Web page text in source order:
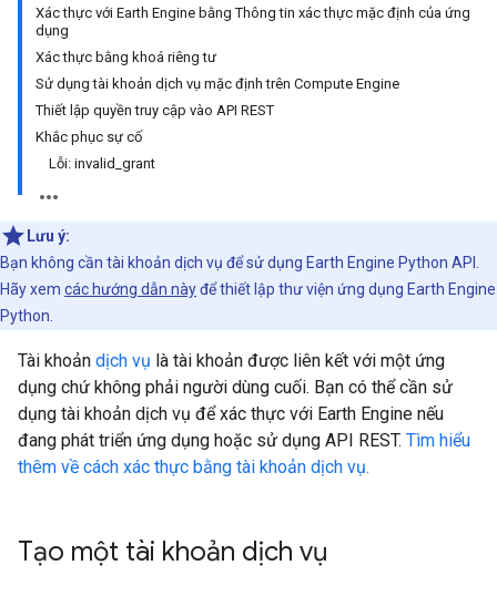
Xác thực với Earth Engine bằng Thông tin xác thực mặc định của ứng
dụng
Xác thực bằng khoá riêng tư
Sử dụng tài khoản dịch vụ mặc định trên Compute Engine
Thiết lập quyền truy cập vào API REST
Khắc phục sự cố
Lỗi: invalid_grant
Lưu ý:
Bạn không cần tài khoản dịch vụ để sử dụng Earth Engine Python API.
Hãy xem các hướng dẫn nàyđể thiết lập thư viện ứng dụng Earth Engine
Python.
Tài khoản dịch vụ là tài khoản được liên kết với một ứng
dụng chứ không phải người dùng cuối. Bạn có thể cần sử
dụng tài khoản dịch vụ để xác thực với Earth Engine nếu
đang phát triển ứng dụng hoặc sử dụng API REST. Tìm hiểu
thêm về cách xác thực bằng tài khoản dịch vụ.
Tạo một tài khoản dịch vụ